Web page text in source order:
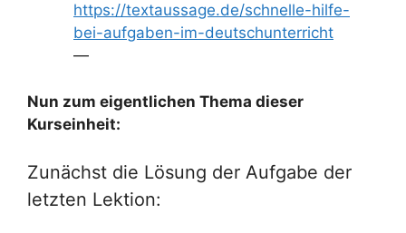
https://textaussage.de/schnelle-hilfe-
bei-aufgaben-im-deutschunterricht
—
Nun zum eigentlichen Thema dieser
Kurseinheit:
Zunächst die Lösung der Aufgabe der
letzten Lektion: